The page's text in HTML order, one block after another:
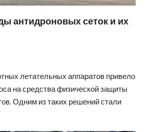
антидроновых сеток и их
летательных аппаратов привело
на средства физической защиты
Одним из таких решений стали